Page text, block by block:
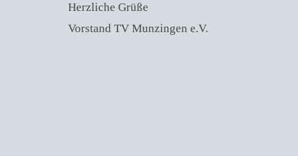
Herzliche Grüße
Vorstand TV Munzingen e.V.